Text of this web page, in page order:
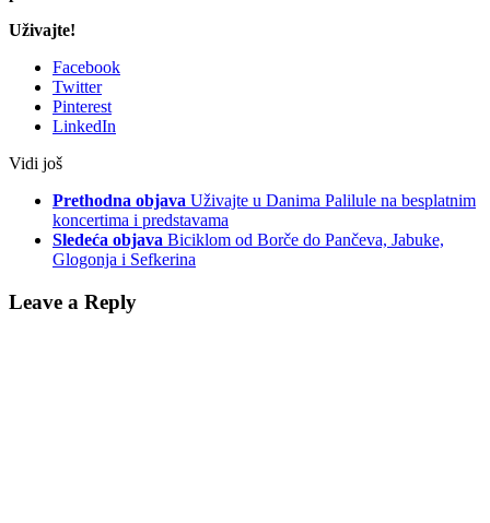
Uživajte!
Facebook
Twitter
Pinterest
LinkedIn
Vidi još
Prethodna objava Uživajte u Danima Palilule na besplatnim
koncertima i predstavama
Sledeća objava Biciklom od Borče do Pančeva, Jabuke,
Glogonja i Sefkerina
Leave a Reply